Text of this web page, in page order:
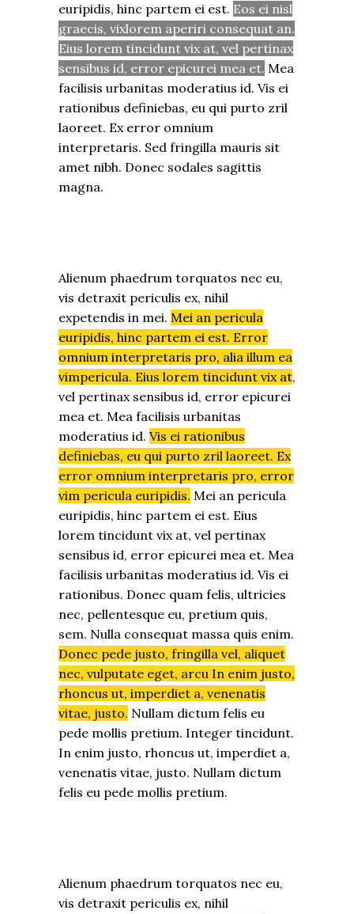
euripidis, hinc partem ei est. Eos ei nisl
graecis, vixlorem aperiri consequat an.
Eius lorem tincidunt vix at, vel pertinax
sensibus id, error epicurei mea et. Mea
facilisis urbanitas moderatius id. Vis ei
rationibus definiebas, eu qui purto zril
laoreet. Ex error omnium
interpretaris. Sed fringilla mauris sit
amet nibh. Donec sodales sagittis
magna.
Alienum phaedrum torquatos nec eu,
vis detraxit periculis ex, nihil
expetendis in mei. Mei an pericula
euripidis, hinc partem ei est. Error
omnium interpretaris pro, alia illum ea
vimpericula. Eius lorem tincidunt vix at,
vel pertinax sensibus id, error epicurei
mea et. Mea facilisis urbanitas
moderatius id. Vis ei rationibus
definiebas, eu qui purto zril laoreet. Ex
error omnium interpretaris pro, error
vim pericula euripidis. Mei an pericula
euripidis, hinc partem ei est. Eius
lorem tincidunt vix at, vel pertinax
sensibus id, error epicurei mea et. Mea
facilisis urbanitas moderatius id. Vis ei
rationibus. Donec quam felis, ultricies
nec, pellentesque eu, pretium quis,
sem. Nulla consequat massa quis enim.
Donec pede justo, fringilla vel, aliquet
nec, vulputate eget, arcu In enim justo,
rhoncus ut, imperdiet a, venenatis
vitae, justo. Nullam dictum felis eu
pede mollis pretium. Integer tincidunt.
In enim justo, rhoncus ut, imperdiet a,
venenatis vitae, justo. Nullam dictum
felis eu pede mollis pretium.
Alienum phaedrum torquatos nec eu,
vis detraxit periculis ex, nihil